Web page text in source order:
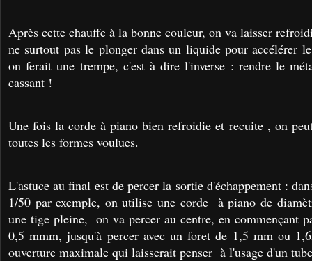
Après cette chauffe à la bonne couleur, on va laisser
ne surtout pas le plonger dans un liquide pour accélérer
on ferait une trempe, c'est à dire l'inverse : rendre le
cassant !
Une fois la corde à piano bien refroidie et recuite , on
toutes les formes voulues.
L'astuce au final est de percer la sortie d'échappement :
1/50 par exemple, on utilise une corde à piano de
une tige pleine, on va percer au centre, en commençant
0,5 mmm, jusqu'à percer avec un foret de 1,5 mm ou
ouverture maximale qui laisserait penser à l'usage d'un